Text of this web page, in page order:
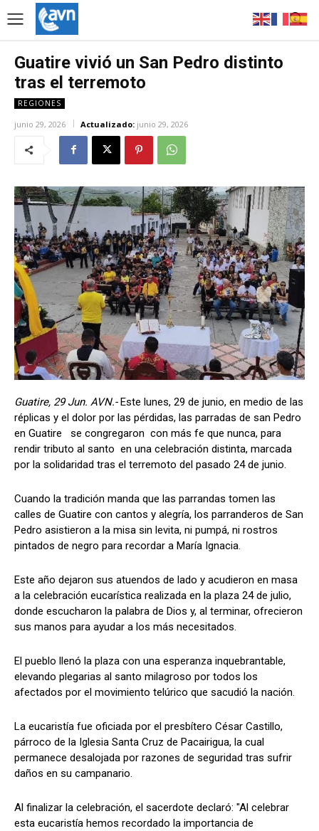
Guatire vivió un San Pedro distinto
tras el terremoto
REGIONES
junio 29, 2026 Actualizado: junio 29, 2026
Guatire, 29 Jun. AVN.-Este lunes, 29 de junio, en medio de las
réplicas y el dolor por las pérdidas, las parradas de san Pedro
en Guatire se congregaron con más fe que nunca, para
rendir tributo al santo en una celebración distinta, marcada
por la solidaridad tras el terremoto del pasado 24 de junio.
Cuando la tradición manda que las parrandas tomen las
calles de Guatire con cantos y alegría, los parranderos de San
Pedro asistieron a la misa sin levita, ni pumpá, ni rostros
pintados de negro para recordar a María Ignacia.
Este año dejaron sus atuendos de lado y acudieron en masa
a la celebración eucarística realizada en la plaza 24 de julio,
donde escucharon la palabra de Dios y, al terminar, ofrecieron
sus manos para ayudar a los más necesitados.
El pueblo llenó la plaza con una esperanza inquebrantable,
elevando plegarias al santo milagroso por todos los
afectados por el movimiento telúrico que sacudió la nación.
La eucaristía fue oficiada por el presbítero César Castillo,
párroco de la Iglesia Santa Cruz de Pacairigua, la cual
permanece desalojada por razones de seguridad tras sufrir
daños en su campanario.
Al finalizar la celebración, el sacerdote declaró: "Al celebrar
esta eucaristía hemos recordado la importancia de